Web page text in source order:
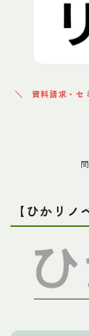
資料請求・セ
【ひかリノ